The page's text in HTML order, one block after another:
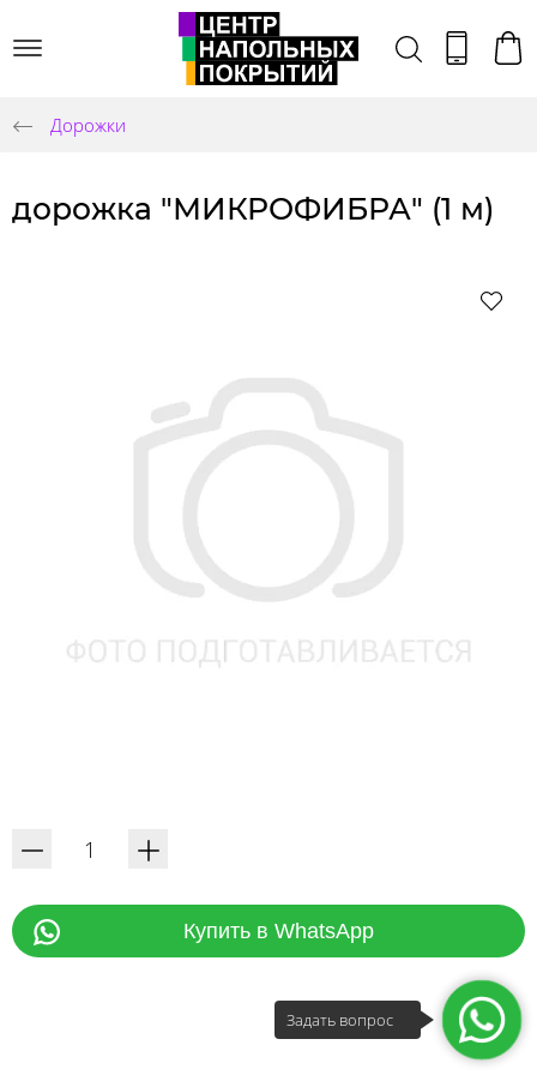
Дорожки
дорожка "МИКРОФИБРА" (1 м)
Купить в WhatsApp
Задать вопрос